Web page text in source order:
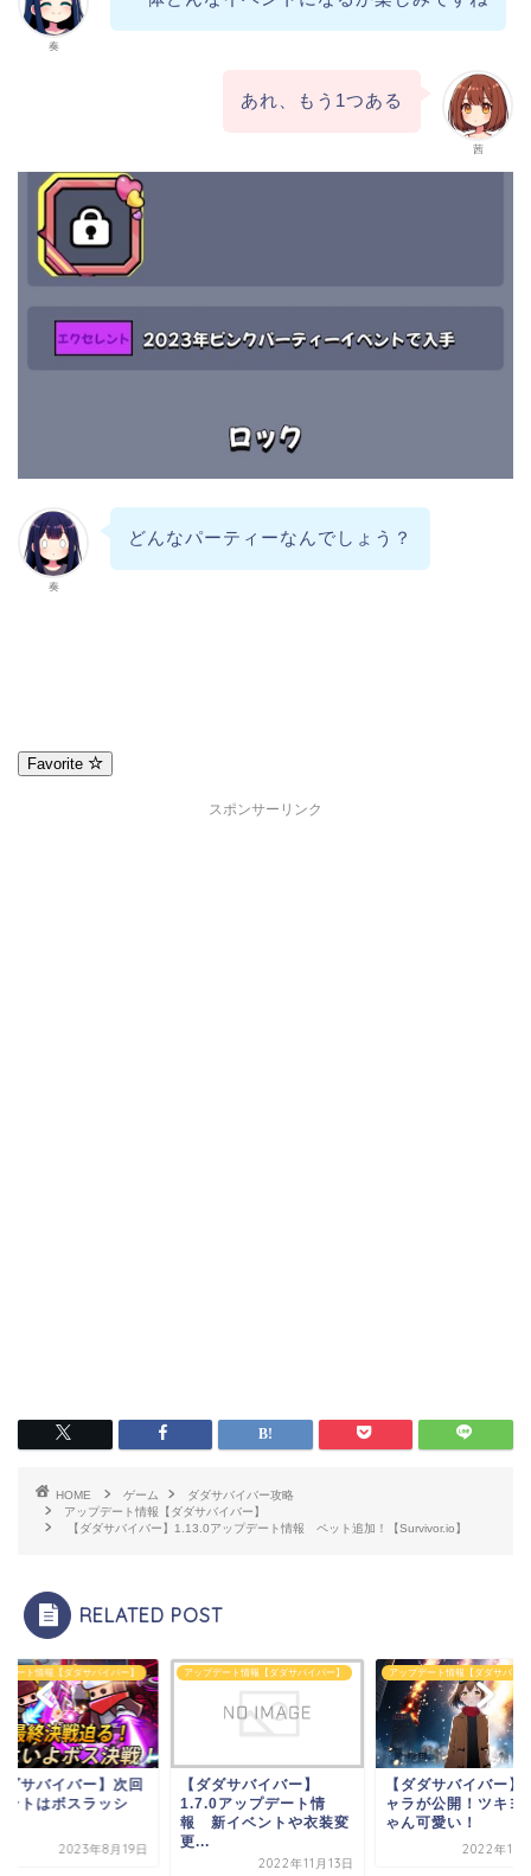
奏
茜
あれ、もう1つある
奏
どんなパーティーなんでしょう？
Favorite
スポンサーリンク
HOME ゲーム
ダダサバイバー攻略
アップデート情報【ダダサバイバー】
【ダダサバイバー】1.13.0アップデート情報 ペット追加！【Survivor.io】
RELATED POST
デート情報【ダダサバイバー】
ダサバイバー】次回
ントはボスラッシ
2023年8月19日
アップデート情報【ダダサバイバー】
【ダダサバイバー】
1.7.0アップデート情
報 新イベントや衣装変
更...
2022年11月13日
アップデート情報【ダダサバイ
【ダダサバイバー】
ャラが公開！ツキヨ
ゃん可愛い！
2022年12